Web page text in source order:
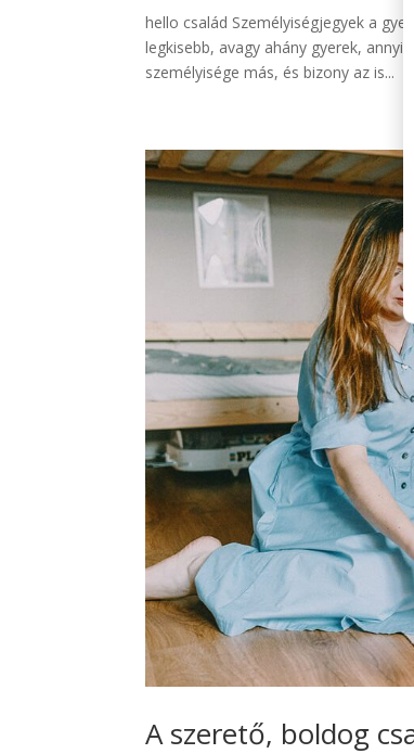
hello család Személyiségjegyek a
legkisebb, avagy ahány gyerek,
személyisége más, és bizony az is...
A szerető, boldog